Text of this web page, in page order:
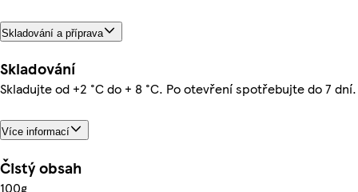
Skladování a příprava
Skladování
Skladujte od +2 °C do + 8 °C. Po otevření spotřebujte do 7 dní.
Více informací
Čistý obsah
100g